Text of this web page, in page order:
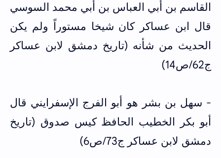
القاسم بن أبي العباس بن أبي محمد السوسي
قال ابن عساكر كان شيخا مستوراً ولم يكن
الحديث من شأنه (تاريخ دمشق لابن عساكر
ج62/ص14)
- سهل بن بشر هو أبو الفرج الإسفرايني قال
أبو بكر الخطيب الحافظ كيس صدوق (تاريخ
دمشق لابن عساكر ج73/ص6)